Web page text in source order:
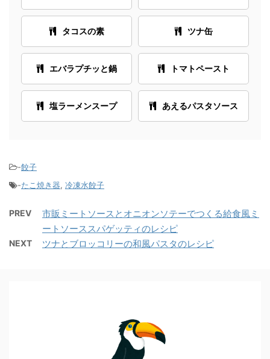
タコスの素 ツナ缶
エバラプチッと鍋 トマトペースト
塩ラーメンスープ あえるパスタソース
-餃子
-たこ焼き器, 冷凍水餃子
PREV
市販ミートソースとオニオンソテーでつくる給食風ミ
ートソーススパゲッティのレシピ
NEXT ツナとブロッコリーの和風パスタのレシピ